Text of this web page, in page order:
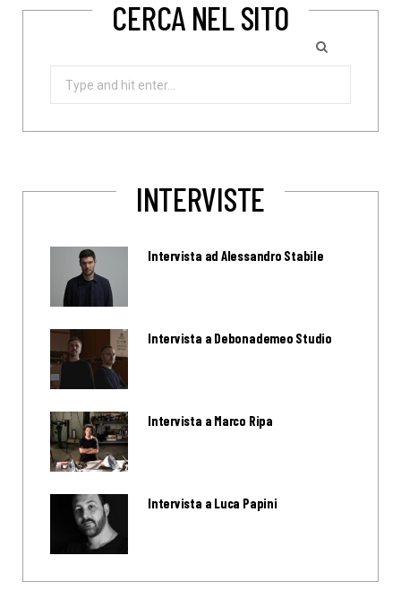
CERCA NEL SITO
INTERVISTE
Intervista ad Alessandro Stabile
Intervista a Debonademeo Studio
Intervista a Marco Ripa
Intervista a Luca Papini